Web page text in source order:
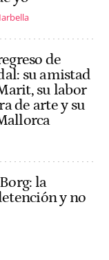
de
su amistad
su labor
de arte y su
la
y no